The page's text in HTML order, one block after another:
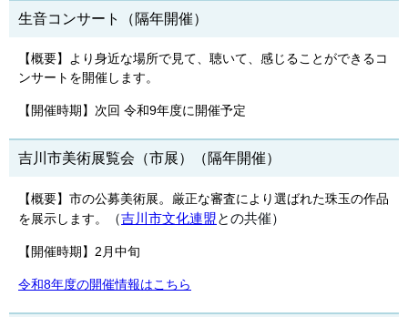
生音コンサート（隔年開催）
【概要】より身近な場所で見て、聴いて、感じることができるコ
ンサートを開催します。
【開催時期】次回 令和9年度に開催予定
吉川市美術展覧会（市展）（隔年開催）
【概要】市の公募美術展。 厳正な審査により選ばれた珠玉の作品
を展示します。
（吉川 市文化連盟との共催）
【開催時期】2月中旬
令和8年度の開催情報はこちら